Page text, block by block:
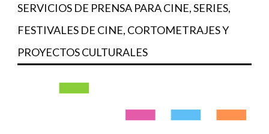
SERVICIOS DE PRENSA PARA CINE, SERIES,
FESTIVALES DE CINE, CORTOMETRAJES Y
PROYECTOS CULTURALES